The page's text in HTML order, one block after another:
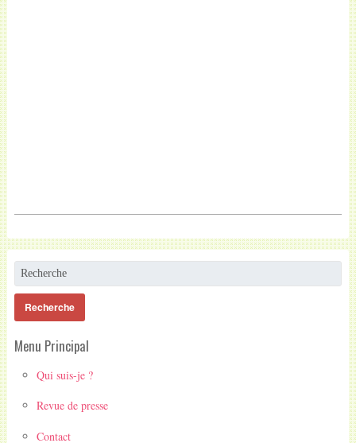
Menu Principal
Qui suis-je ?
Revue de presse
Contact